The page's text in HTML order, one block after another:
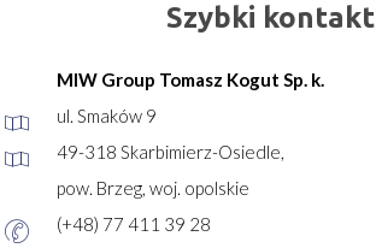
Szybki kontakt
MIW Group Tomasz Kogut Sp. k.
ul. Smaków 9
49-318 Skarbimierz-Osiedle,
pow. Brzeg, woj. opolskie
(+48) 77 411 39 28